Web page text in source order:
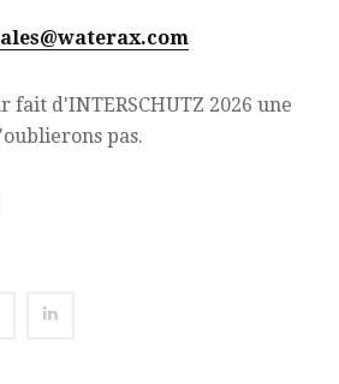
d'INTERSCHUTZ 2026 une
pas.
SHARE